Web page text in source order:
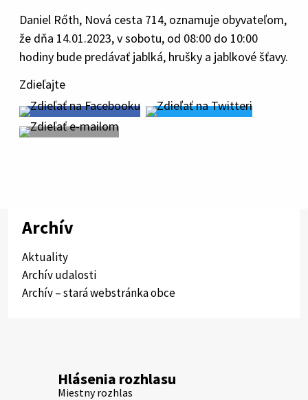
Daniel Rőth, Nová cesta 714, oznamuje obyvateľom,
že dňa 14.01.2023, v sobotu, od 08:00 do 10:00
hodiny bude predávať jablká, hrušky a jablkové šťavy.
Zdieľajte
Archív
Aktuality
Archív udalosti
Archív – stará webstránka obce
Hlásenia rozhlasu
Miestny rozhlas